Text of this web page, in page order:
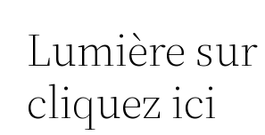
Lumière sur
cliquez ici